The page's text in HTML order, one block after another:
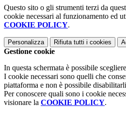
Questo sito o gli strumenti terzi da
cookie necessari al funzionamento ed
COOKIE POLICY.
Personalizza Rifiuta tutti i cookies
Gestione cookie
In questa schermata è possibile
I cookie necessari sono quelli che
piattaforma e non è possibile
Per conoscere quali sono i cookie
visionare la COOKIE POLICY.